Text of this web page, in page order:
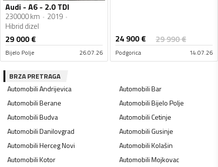
Audi - A6 - 2.0 TDI
230000 km
2019
Hibrid dizel
29 000€
Bijelo Polje 26.07.26
24 900€ 29 990€
Podgorica 14.07.26
BRZA PRETRAGA
AutomobiliAndrijevica AutomobiliBar
AutomobiliBerane AutomobiliBijelo Polje
AutomobiliBudva AutomobiliCetinje
AutomobiliDanilovgrad AutomobiliGusinje
AutomobiliHerceg Novi AutomobiliKolašin
AutomobiliKotor AutomobiliMojkovac